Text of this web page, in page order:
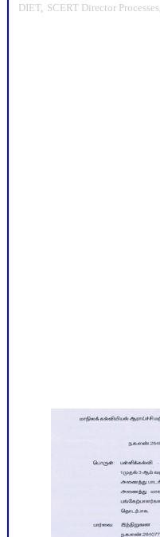
DIET, SCERT Director Processes,